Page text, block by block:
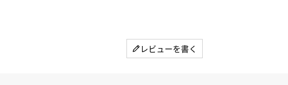
レビューを書く